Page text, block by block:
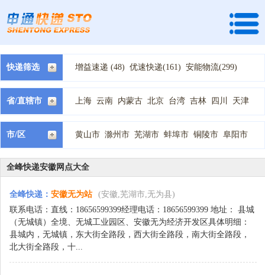
快递筛选 增益速递 (48) 优速快递(161) 安能物流(299)
快捷快递(92) 全峰快递(134) 龙邦速运 (29)
天地华宇 (70)
速尔快递(89)
宅急送快递(238)
德邦物流(136) 顺丰快递(18) 天天快递(132)
百世汇通快递(167) 申通快递(87) 圆通快递(91)
佳吉快递 (31)
瑞丰速递 (1)
百世快运(68)
省/直辖市 上海 云南 内蒙古 北京 台湾 吉林 四川
天津
宁夏 安徽 山东 山西 广东 广西 新疆 江苏 江西
河北
河南 浙江 海南 湖北 湖南 甘肃 福建 西藏
市/区 黄山市 滁州市 芜湖市 蚌埠市 铜陵市 阜阳市
马鞍山市 淮南市 淮北市 宣城市 宿州市 池州市
安庆市
全峰快递安徽网点大全
全峰快递 ： 安徽无为站
(安徽,芜湖市,无为县)
联系电话：直线：18656599399经理电话：18656599399 地址： 县城
（无城镇）全境、无城工业园区、安徽无为经济开发区具体明细：
县城内，无城镇，东大街全路段，西大街全路段，南大街全路段，
北大街全路段，十...